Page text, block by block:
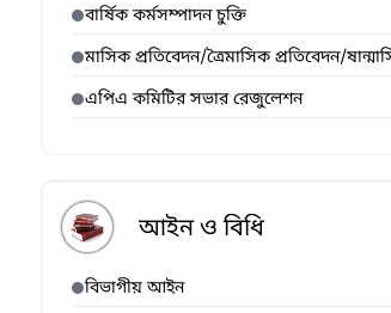
বার্ষিক কর্মসম্পাদন চুক্তি
মাসিক প্রতিবেদন/ত্রৈমাসিক প্রতিবেদন/
এপিএ কমিটির সভার রেজুলেশন
আইন ও বিধি
বিভাগীয় আইন